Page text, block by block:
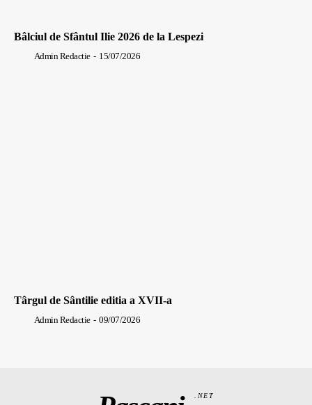
Bâlciul de Sfântul Ilie 2026 de la Lespezi
Admin Redactie - 15/07/2026
Târgul de Sântilie editia a XVII-a
Admin Redactie - 09/07/2026
.NET